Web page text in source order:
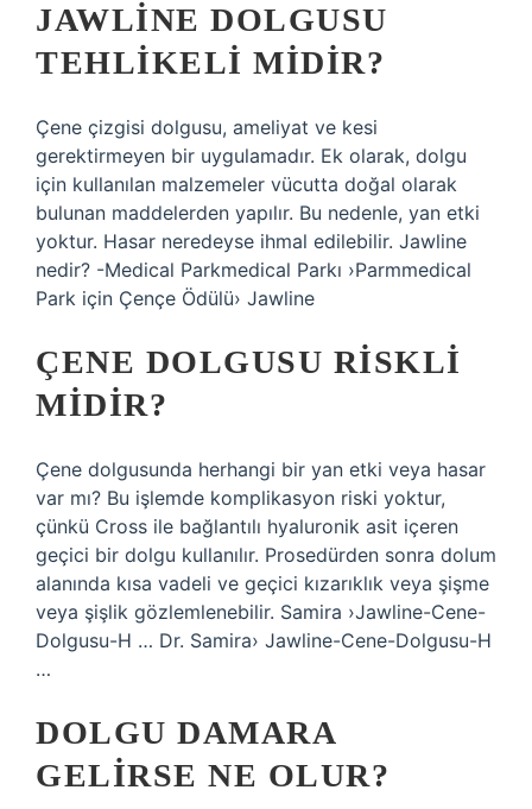
JAWLINE DOLGUSU
TEHLIKELI MIDIR?
Çene çizgisi dolgusu, ameliyat ve kesi
gerektirmeyen bir uygulamadır. Ek olarak, dolgu
için kullanılan malzemeler vücutta doğal olarak
bulunan maddelerden yapılır. Bu nedenle, yan etki
yoktur. Hasar neredeyse ihmal edilebilir. Jawline
nedir? -Medical Parkmedical Parkı ›Parmmedical
Park için Çençe Ödülü› Jawline
ÇENE DOLGUSU RISKLI
MIDIR?
Çene dolgusunda herhangi bir yan etki veya hasar
var mı? Bu işlemde komplikasyon riski yoktur,
çünkü Cross ile bağlantılı hyaluronik asit içeren
geçici bir dolgu kullanılır. Prosedürden sonra dolum
alanında kısa vadeli ve geçici kızarıklık veya şişme
veya şişlik gözlemlenebilir. Samira ›Jawline-Cene-
Dolgusu-H … Dr. Samira› Jawline-Cene-Dolgusu-H
…
DOLGU DAMARA
GELIRSE NE OLUR?